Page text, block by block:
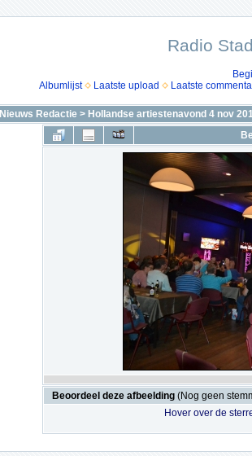
Radio
Albumlijst
Laatste upload Laatste
Nieuws Redactie > Hollandse artiestenavond 4 nov
Beoordeel deze afbeelding (Nog geen
Hover over de